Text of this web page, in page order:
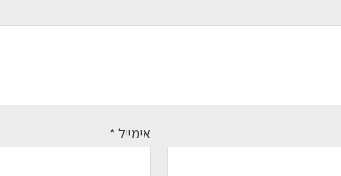
אימייל*